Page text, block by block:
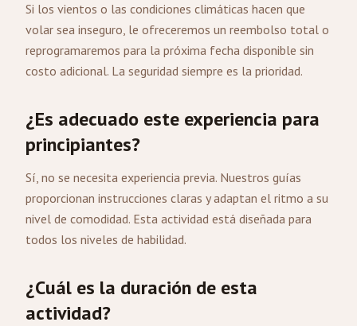
Si los vientos o las condiciones climáticas hacen que
volar sea inseguro, le ofreceremos un reembolso total o
reprogramaremos para la próxima fecha disponible sin
costo adicional. La seguridad siempre es la prioridad.
¿Es adecuado este experiencia para
principiantes?
Sí, no se necesita experiencia previa. Nuestros guías
proporcionan instrucciones claras y adaptan el ritmo a su
nivel de comodidad. Esta actividad está diseñada para
todos los niveles de habilidad.
¿Cuál es la duración de esta
actividad?